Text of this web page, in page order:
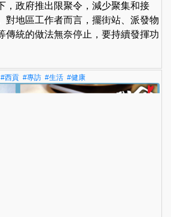
，政府推出限聚令，減少聚集和接
對地區工作者而言，擺街站、派發物
傳統的做法無奈停止，要持續發揮功
#西貢 #專訪 #生活 #健康